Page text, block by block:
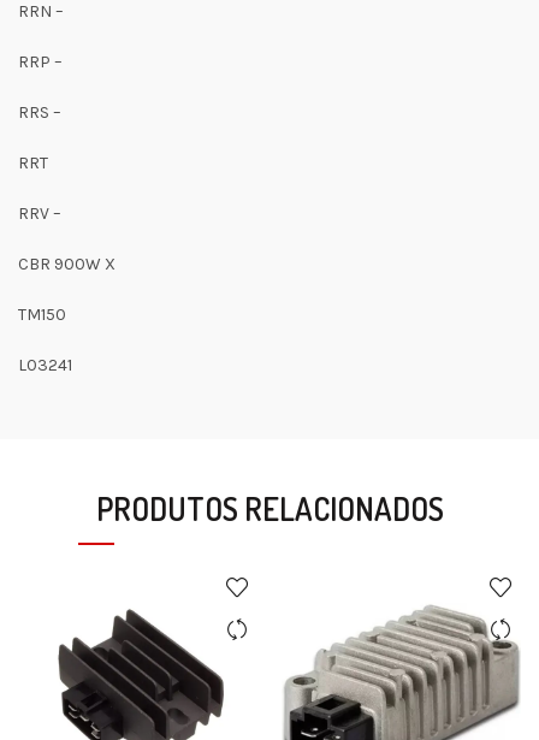
RRN –
RRP –
RRS –
RRT
RRV –
CBR 900W X
TM150
L03241
PRODUTOS RELACIONADOS